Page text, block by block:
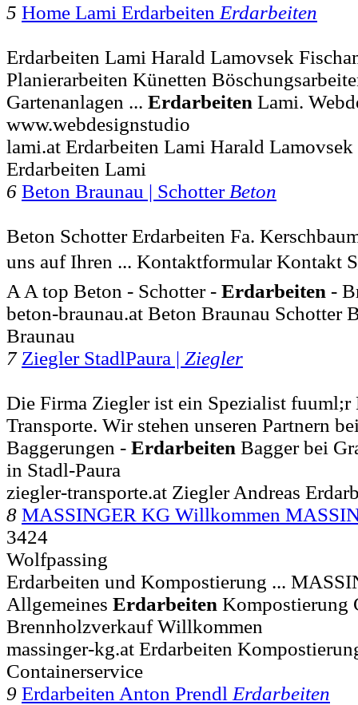
5 Home Lami Erdarbeiten Erdarbeiten
Erdarbeiten Lami Harald Lamovsek
Planierarbeiten Künetten
Gartenanlagen ... Erdarbeiten Lami.
www.webdesignstudio
lami.at Erdarbeiten Lami Harald Lamovsek
Erdarbeiten Lami
6 Beton Braunau | Schotter Beton
Beton Schotter Erdarbeiten Fa.
uns auf Ihren ... Kontaktformular Kontakt
A A top Beton - Schotter - Erdarbeiten -
beton-braunau.at Beton Braunau Schotter
Braunau
7 Ziegler StadlPaura | Ziegler
Die Firma Ziegler ist ein Spezialist fuuml;r
Transporte. Wir stehen unseren Partnern
Baggerungen - Erdarbeiten Bagger bei
in Stadl-Paura
ziegler-transporte.at Ziegler Andreas
8 MASSINGER KG Willkommen
3424
Wolfpassing
Erdarbeiten und Kompostierung ...
Allgemeines Erdarbeiten Kompostierung
Brennholzverkauf Willkommen
massinger-kg.at Erdarbeiten
Containerservice
9 Erdarbeiten Anton Prendl Erdarbeiten